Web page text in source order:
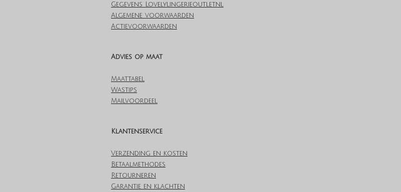
Gegevens Lovelylingerieoutlet.nl
Algemene voorwaarden
Actievoorwaarden
Advies op maat
Maattabel
Wastips
Mailvoordeel
Klantenservice
Verzending en kosten
Betaalmethodes
Retourneren
Garantie en klachten